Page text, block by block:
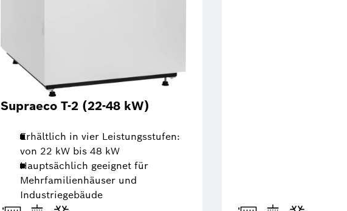
Supraeco T-2 (22-48 kW)
Erhältlich in vier Leistungsstufen:
von 22 kW bis 48 kW
Hauptsächlich geeignet für
Mehrfamilienhäuser und
Industriegebäude